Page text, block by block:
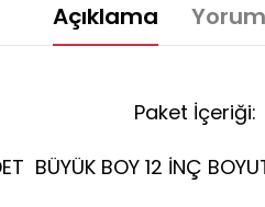
Açıklama
Paket İçeriği:
BÜYÜK BOY 12 İNÇ